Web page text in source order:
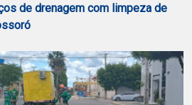
de drenagem com limpeza de